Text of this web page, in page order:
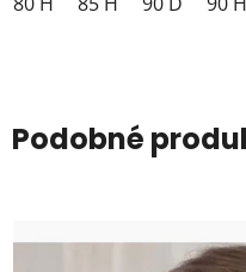
Podobné